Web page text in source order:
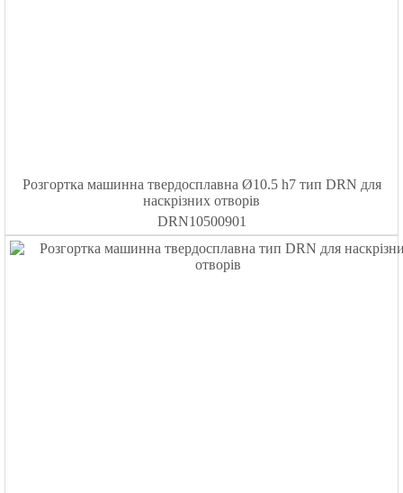
Розгортка машинна твердосплавна Ø10.5 h7 тип DRN для
наскрізних отворів
DRN10500901